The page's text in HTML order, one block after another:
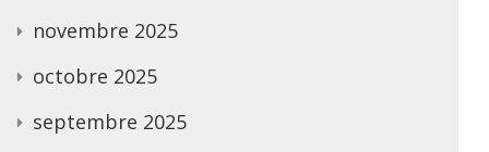
novembre 2025
octobre 2025
septembre 2025